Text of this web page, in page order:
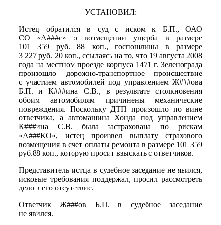
УСТАНОВИЛ:
Истец обратился в суд с иском к Б.П., ОАО
СО «А###с» о возмещении ущерба в размере
101 359 руб. 88 коп., госпошлины в размере
3 227 руб. 20 коп., ссылаясь на то, что 19 августа 2008
года на местном проезде корпуса 1471 г. Зеленограда
произошло дорожно-транспортное происшествие
с участием автомобилей под управлением Ж###ова
Б.П. и К###ина С.В., в результате столкновения
обоим автомобилям причинены механические
повреждения. Поскольку ДТП произошло по вине
ответчика, а автомашина Хонда под управлением
К###ина С.В. была застрахована по рискам
«А###КО», истец произвел выплату страхового
возмещения в счет оплаты ремонта в размере 101 359
руб.88 коп., которую просит взыскать с ответчиков.
Представитель истца в судебное заседание не явился,
исковые требования поддержал, просил рассмотреть
дело в его отсутствие.
Ответчик Ж###ов Б.П. в судебное заседание
не явился.